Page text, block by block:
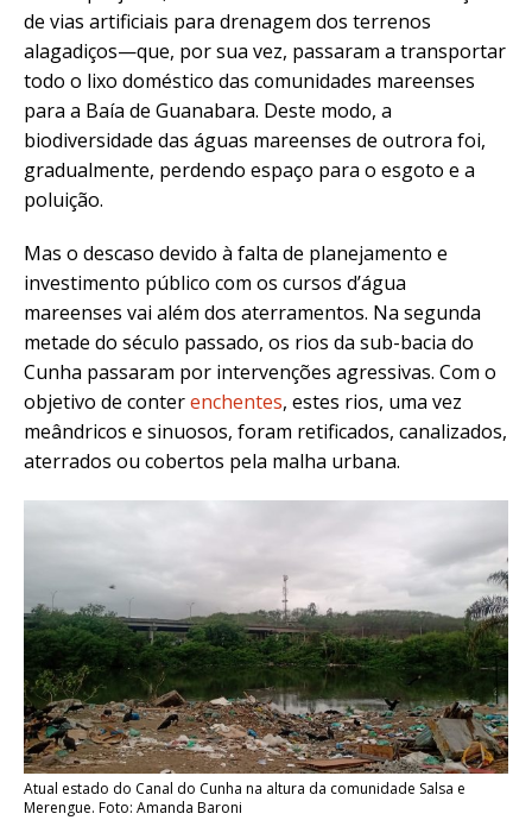
de vias artificiais para drenagem dos terrenos
alagadiços—que, por sua vez, passaram a transportar
todo o lixo doméstico das comunidades mareenses
para a Baía de Guanabara. Deste modo, a
biodiversidade das águas mareenses de outrora foi,
gradualmente, perdendo espaço para o esgoto e a
poluição.
Mas o descaso devido à falta de planejamento e
investimento público com os cursos d’água
mareenses vai além dos aterramentos. Na segunda
metade do século passado, os rios da sub-bacia do
Cunha passaram por intervenções agressivas. Com o
objetivo de conterenchentes, estes rios, uma vez
meândricos e sinuosos, foram retificados, canalizados,
aterrados ou cobertos pela malha urbana.
Atual estado do Canal do Cunha na altura da comunidade Salsa e
Merengue. Foto: Amanda Baroni